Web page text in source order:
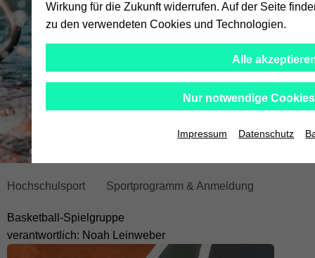
Breadcrumb
und
zum
Hochschulsport Sportprogramm & Anmeldung
Basketball-Spielgruppe
verantwortlich: Noah Leinweber
Wirkung für die Zukunft widerrufen. Auf der Seite
zu den verwendeten Cookies und Technologien.
Alle
Nur notwendige
Impressum Datenschutz